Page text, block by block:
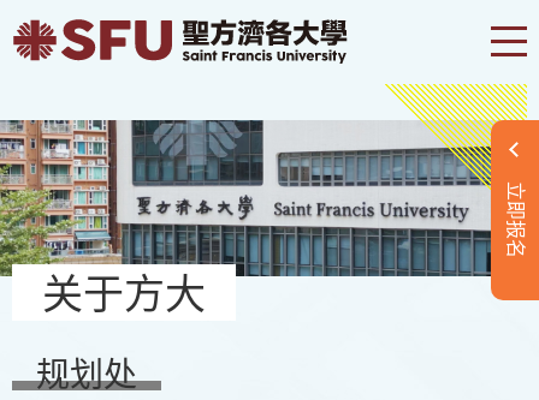
立即报名
关于方大
规划处